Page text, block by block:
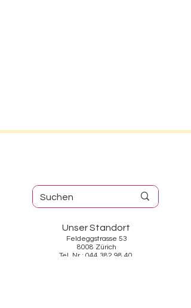
Unser Standort
Feldeggstrasse 53
8008 Zürich
Tel. Nr.: 044 382 98 40